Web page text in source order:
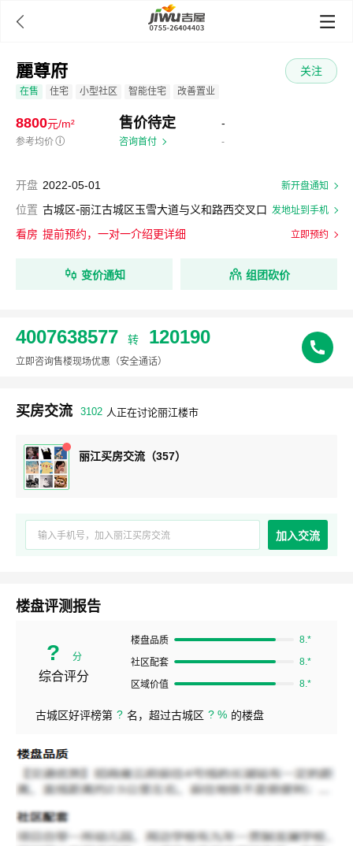

麗尊府 关注
在售 住宅 小型社区 智能住宅 改善置业
8800元/m²
参考均价ⓘ
售价待定
咨询首付
-
-
开盘 2022-05-01 新开盘通知
位置 古城区-丽江古城区玉雪大道与义和路西交叉口 发地址到手机
看房 提前预约，一对一介绍更详细 立即预约
变价通知 组团砍价
4007638577 转 120190
立即咨询售楼现场优惠 （安全通话）
买房交流 3102 人正在讨论丽江楼市
丽江买房交流（357）
加入交流
楼盘评测报告
? 分
综合评分
古城区好评榜第 ? 名，超过古城区 ? % 的楼盘
楼盘品质 8.*
社区配套 8.*
区域价值 8.*